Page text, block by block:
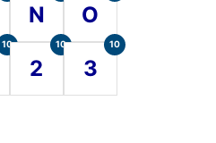
N O
10
2
10
3
10